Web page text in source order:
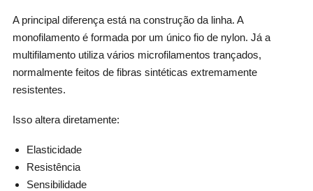
A principal diferença está na construção da linha. A
monofilamento é formada por um único fio de nylon. Já a
multifilamento utiliza vários microfilamentos trançados,
normalmente feitos de fibras sintéticas extremamente
resistentes.
Isso altera diretamente:
Elasticidade
Resistência
Sensibilidade